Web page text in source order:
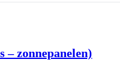
– zonnepanelen)